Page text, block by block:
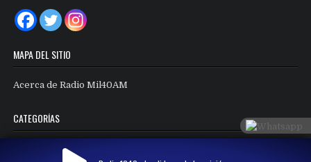
MAPA DEL SITIO
Acerca de Radio Mil40AM
CATEGORÍAS